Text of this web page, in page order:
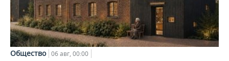
Общество 06 авг, 00:00